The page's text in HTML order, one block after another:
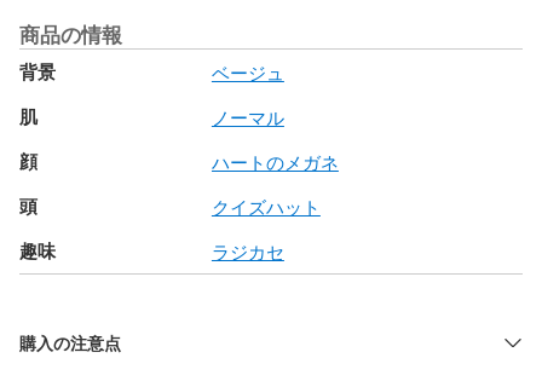
商品の情報
背景 ベージュ
肌 ノーマル
顔 ハートのメガネ
頭 クイズハット
趣味 ラジカセ
購入の注意点